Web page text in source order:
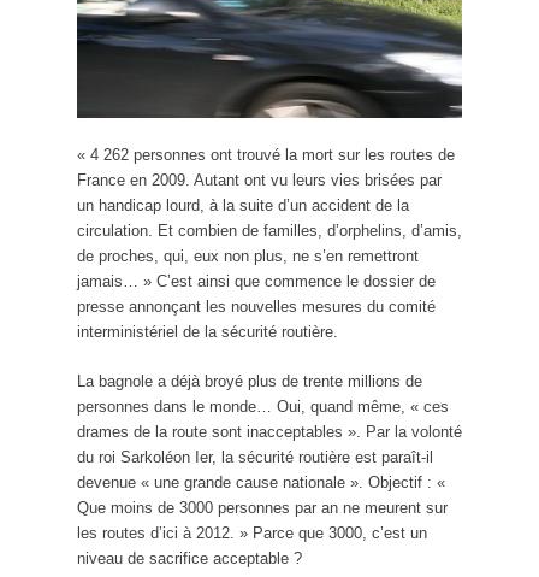
« 4 262 personnes ont trouvé la mort sur les routes de
France en 2009. Autant ont vu leurs vies brisées par
un handicap lourd, à la suite d’un accident de la
circulation. Et combien de familles, d’orphelins, d’amis,
de proches, qui, eux non plus, ne s’en remettront
jamais… » C’est ainsi que commence le dossier de
presse annonçant les nouvelles mesures du comité
interministériel de la sécurité routière.
La bagnole a déjà broyé plus de trente millions de
personnes dans le monde… Oui, quand même, « ces
drames de la route sont inacceptables ». Par la volonté
du roi Sarkoléon Ier, la sécurité routière est paraît-il
devenue « une grande cause nationale ». Objectif : «
Que moins de 3000 personnes par an ne meurent sur
les routes d’ici à 2012. » Parce que 3000, c’est un
niveau de sacrifice acceptable ?